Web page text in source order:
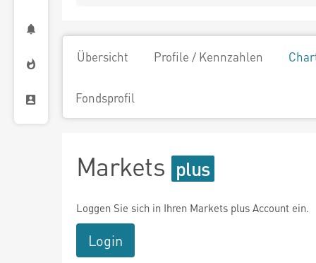
Übersicht Profile / Kennzahlen
Fondsprofil
Markets
Loggen Sie sich in Ihren Markets plus Account ein.
Login